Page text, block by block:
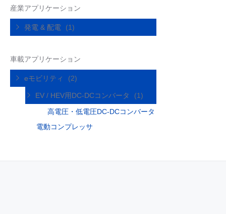
産業アプリケーション
発電 & 配電 (1)
車載アプリケーション
eモビリティ (2)
EV / HEV用DC-DCコンバータ
(1)
高電圧・低電圧DC-DCコンバータ
電動コンプレッサ